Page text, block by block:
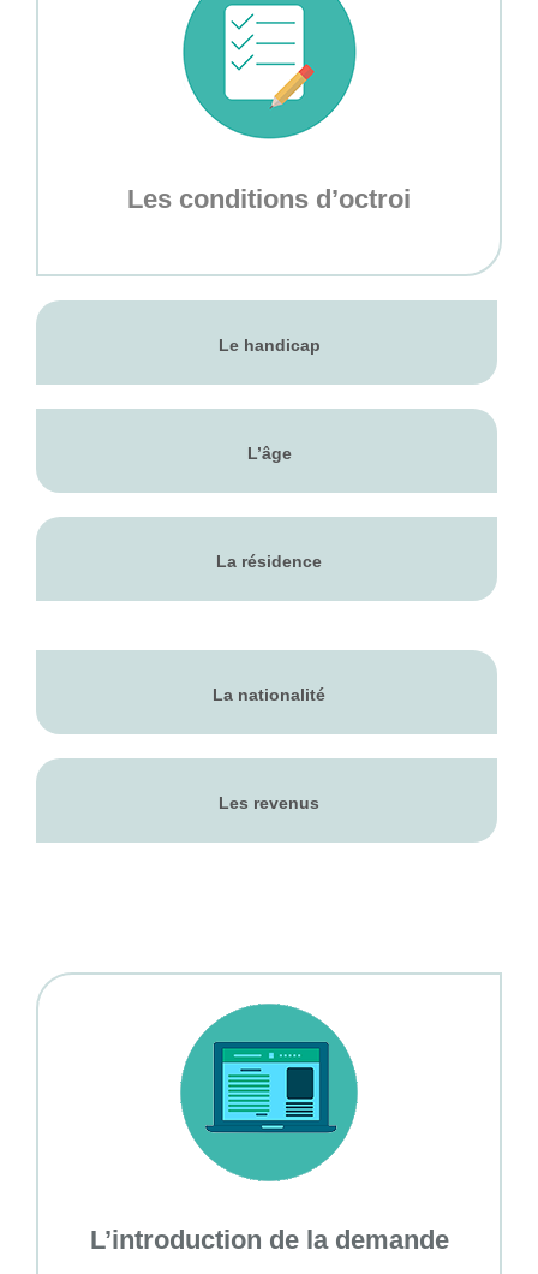
Les conditions d’octroi
Le handicap
L’âge
La résidence
La nationalité
Les revenus
L’introduction de la demande